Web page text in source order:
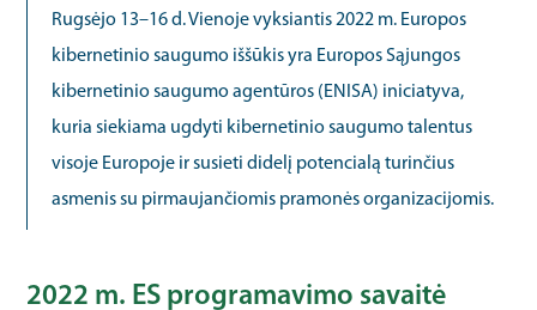
Rugsėjo 13–16 d. Vienoje vyksiantis 2022 m. Europos
kibernetinio saugumo iššūkis yra Europos Sąjungos
kibernetinio saugumo agentūros (ENISA) iniciatyva,
kuria siekiama ugdyti kibernetinio saugumo talentus
visoje Europoje ir susieti didelį potencialą turinčius
asmenis su pirmaujančiomis pramonės organizacijomis.
2022 m. ES programavimo savaitė